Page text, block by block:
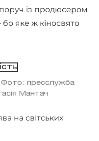
поруч із продюсером
яке ж кіносвято
Фото: пресслужба
Мантач
на світських